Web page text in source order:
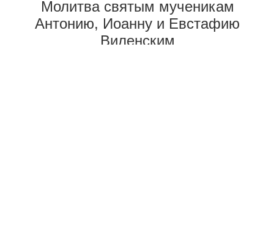
Молитва святым мученикам
Антонию, Иоанну и Евстафию
Виленским